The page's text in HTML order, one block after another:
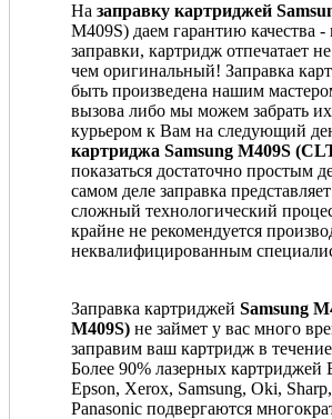
На заправку картриджей
M409S) даем гарантию качества
заправки, картридж отпечатает
чем оригинальный! Заправка
быть произведена нашим
вызова либо мы можем забрать
курьером к Вам на следующий
картриджа Samsung M409S
показаться достаточно простым
самом деле заправка
сложный технологический
крайне не рекомендуется
неквалифицированным
Заправка картриджей Samsung
M409S) не займет у вас много
заправим ваш картридж в
Более 90% лазерных картриджей
Epson, Xerox, Samsung, Oki,
Panasonic подвергаются